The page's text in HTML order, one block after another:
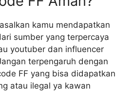
kamu mendapatkan
sumber yang terpercaya
youtuber dan influencer
terpengaruh dengan
FF yang bisa didapatkan
atau ilegal ya kawan